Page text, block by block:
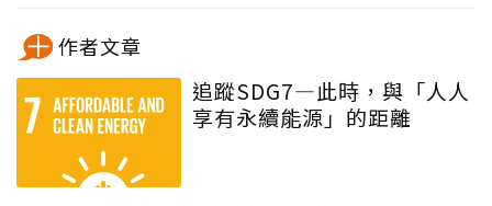
作者文章
追蹤SDG7—此時，與「人人
享有永續能源」的距離